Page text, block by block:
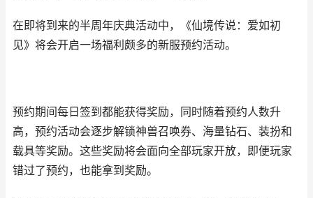
在即将到来的半周年庆典活动中，《仙境传说：爱如初
见》将会开启一场福利颇多的新服预约活动。
预约期间每日签到都能获得奖励，同时随着预约人数升
高，预约活动会逐步解锁神兽召唤券、海量钻石、装扮和
载具等奖励。这些奖励将会面向全部玩家开放，即便玩家
错过了预约，也能拿到奖励。